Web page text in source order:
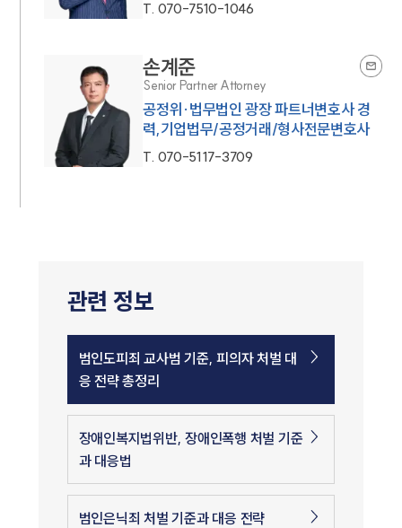
T. 070-7510-1046
손계준
Senior Partner Attorney
공정위·법무법인 광장 파트너변호사 경
력,기업법무/공정거래/형사전문변호사
T. 070-5117-3709
관련 정보
범인도피죄 교사범 기준, 피의자 처벌 대
응 전략 총정리
장애인복지법위반, 장애인폭행 처벌 기준
과 대응법
범인은닉죄 처벌 기준과 대응 전략